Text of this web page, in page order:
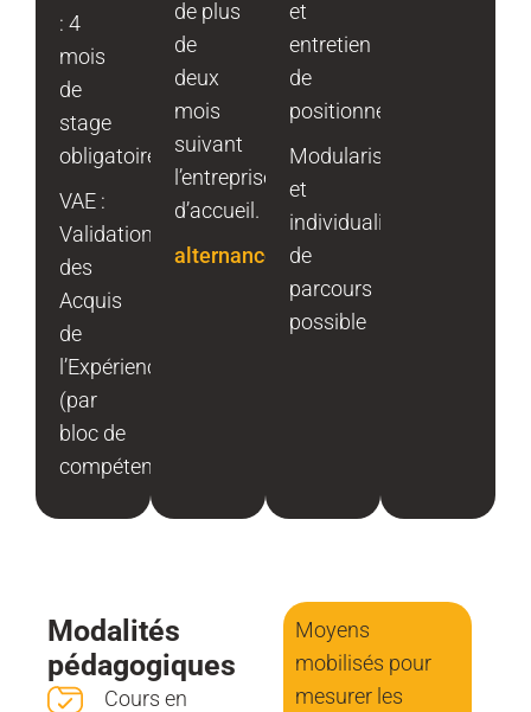
: 4
mois
de
stage
obligatoire
VAE :
Validation
des
Acquis
de
l’Expérience
(par
bloc de
compétences)
de plus
de
deux
mois
suivant
l’entreprise
d’accueil.
alternance.emploi.gouv.fr
et
entretien
de
positionnement.
Modularisation
et
individualisation
de
parcours
possible
Modalités
pédagogiques
Cours en
Moyens
mobilisés pour
mesurer les